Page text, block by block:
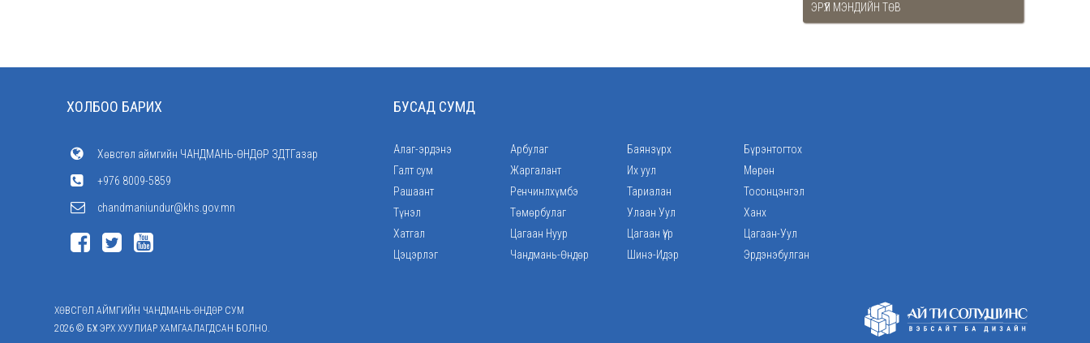
ЭРҮҮЛ МЭНДИЙН ТӨВ
ХОЛБОО БАРИХ
Хөвсгөл аймгийн ЧАНДМАНЬ-ӨНДӨР ЗДТГазар
+976 8009-5859
chandmaniundur@khs.gov.mn
БУСАД СУМД
Алаг-эрдэнэ Арбулаг Баянзүрх
Бүрэнтогтох
Галт сум
Жаргалант Их уул
Мөрөн
Рашаант
Ренчинлхүмбэ Тариалан
Тосонцэнгэл
Түнэл
Төмөрбулаг Улаан Уул
Ханх
Хатгал
Цагаан Нуур Цагаан Үүр
Цагаан-Уул
Цэцэрлэг
Чандмань-Өндөр Шинэ-Идэр Эрдэнэбулган
ХӨВСГӨЛ АЙМГИЙН ЧАНДМАНЬ-ӨНДӨР СУМ
2026 © БҮХ ЭРХ ХУУЛИАР ХАМГААЛАГДСАН БОЛНО.